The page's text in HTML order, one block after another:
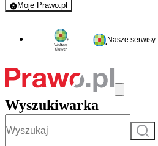
Moje Prawo.pl
- rejestracja i logowanie do serwisu
Nasze serwisy
Wyszukiwarka
Szukaj